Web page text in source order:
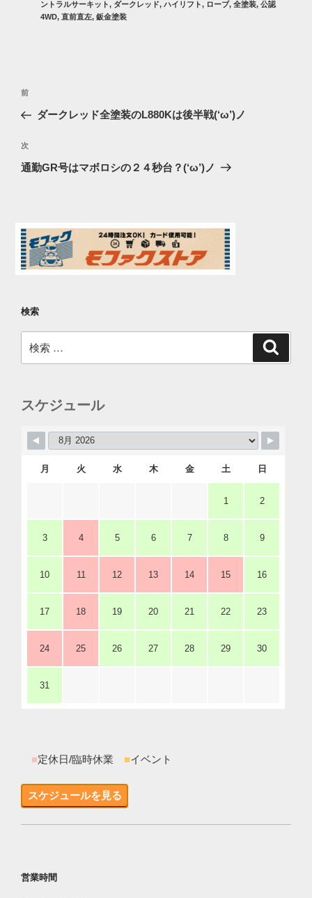
ー
ントラルサーキット, ダークレッド, ハイリフト, ローブ, 全塗装, 公認
4WD, 直前直左, 鈑金塗装
投
ナ
ビ
ゲ
ン
過
去
投
稿
前
ダークレッド全塗装のL880Kは後半戦(‘ω’)ノ
次
の
次
通勤GR号はマボロシの２４秒台？(‘ω’)ノ
検索
索:
スケジュール
月 火 水 木 金 土 日
1 2
3 4 5 6 7 8 9
10 11 12 13 14 15 16
17 18 19 20 21 22 23
24 25 26 27 28 29 30
31
■定休日/臨時休業 ■イベント
スケジュールを見る
営業時間